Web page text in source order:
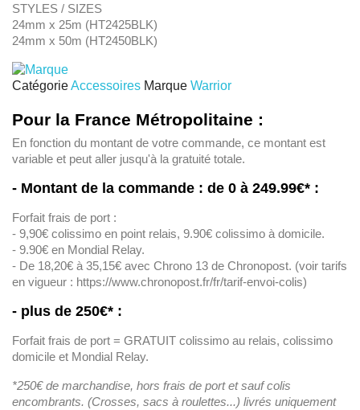
STYLES / SIZES
24mm x 25m (HT2425BLK)
24mm x 50m (HT2450BLK)
CatégorieAccessoires Marque Warrior
Pour la France Métropolitaine :
En fonction du montant de votre commande, ce montant est
variable et peut aller jusqu'à la gratuité totale.
- Montant de la commande : de 0 à 249.99€* :
Forfait frais de port :
- 9,90€ colissimo en point relais, 9.90€ colissimo à domicile.
- 9.90€ en Mondial Relay.
- De 18,20€ à 35,15€ avec Chrono 13 de Chronopost. (voir tarifs
en vigueur : https://www.chronopost.fr/fr/tarif-envoi-colis)
- plus de 250€* :
Forfait frais de port = GRATUIT colissimo au relais, colissimo
domicile et Mondial Relay.
*250€ de marchandise, hors frais de port et sauf colis
encombrants. (Crosses, sacs à roulettes...) livrés uniquement